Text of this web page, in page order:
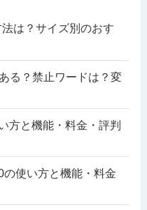
は？サイズ別のおす
る？禁止ワードは？変
方と機能・料金・評判
使い方と機能・料金